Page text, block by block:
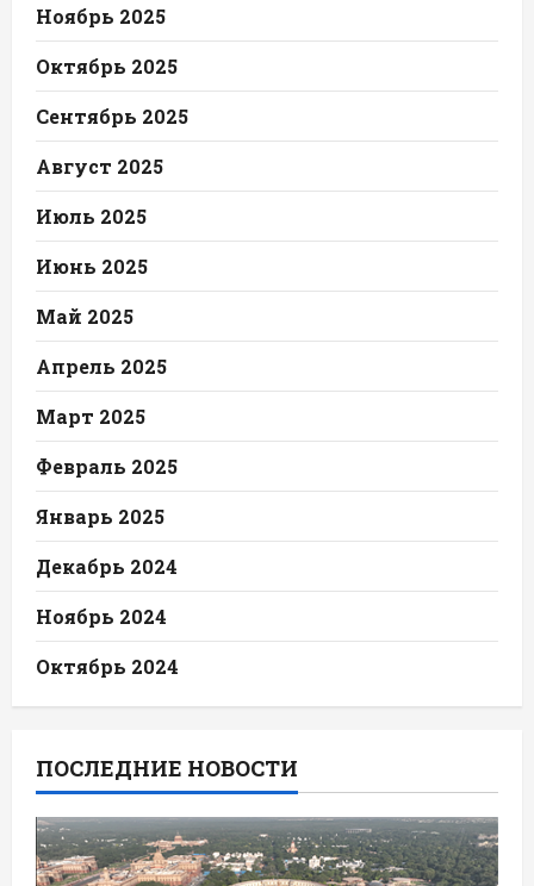
Ноябрь 2025
Октябрь 2025
Сентябрь 2025
Август 2025
Июль 2025
Июнь 2025
Май 2025
Апрель 2025
Март 2025
Февраль 2025
Январь 2025
Декабрь 2024
Ноябрь 2024
Октябрь 2024
ПОСЛЕДНИЕ НОВОСТИ